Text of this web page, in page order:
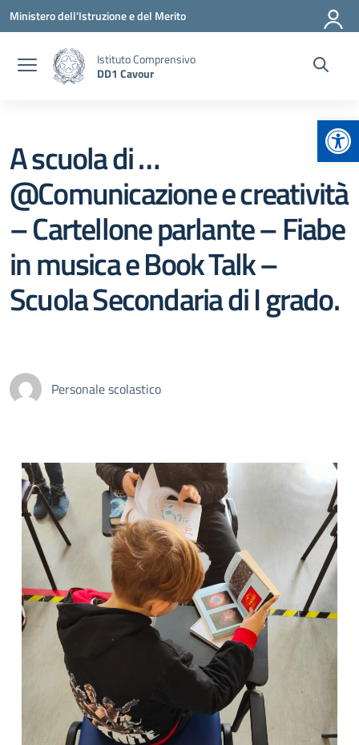
Vai ai contenuti
Vai al menu di navigazione
Vai al footer
Ministero dell'Istruzione e del Merito
Istituto Comprensivo
DD1 Cavour
A scuola di …
@Comunicazione e creatività
– Cartellone parlante – Fiabe
in musica e Book Talk –
Scuola Secondaria di I grado.
Personale scolastico